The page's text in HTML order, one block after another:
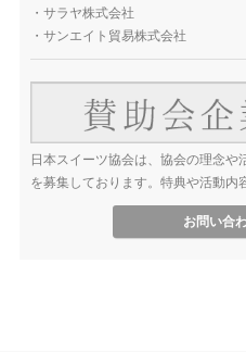
・ サラヤ株式会社
・ サンエイト貿易株式会社
日本スイーツ協会は、協会の理念
を募集しております。特典や活動内
お問い合